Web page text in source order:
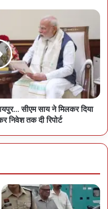
सीएम साय ने मिलकर दिया
निवेश तक दी रिपोर्ट